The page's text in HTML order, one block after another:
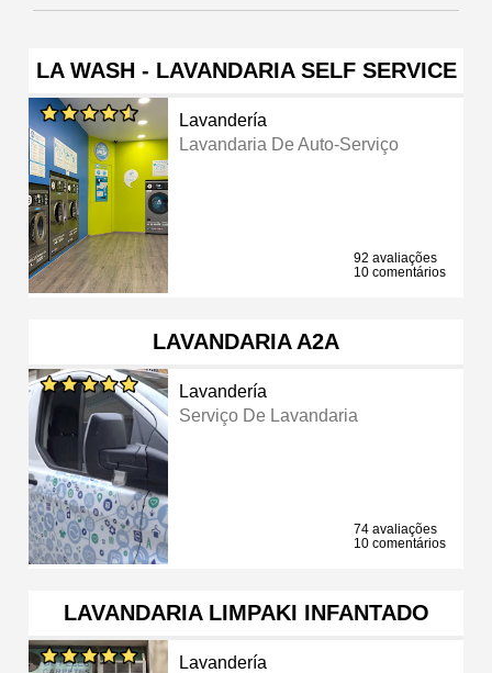
LA WASH - LAVANDARIA SELF SERVICE
Lavandería
Lavandaria De Auto-Serviço
92 avaliações
10 comentários
LAVANDARIA A2A
Lavandería
Serviço De Lavandaria
74 avaliações
10 comentários
LAVANDARIA LIMPAKI INFANTADO
Lavandería